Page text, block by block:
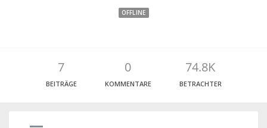
OFFLINE
7
BEITRÄGE
0
KOMMENTARE
74.8K
BETRACHTER